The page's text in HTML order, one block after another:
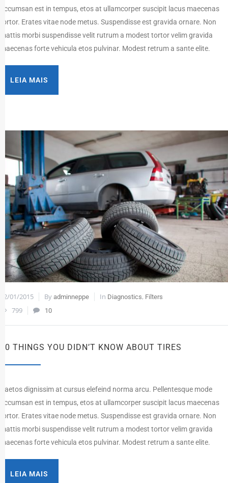
accumsan est in tempus, etos at ullamcorper suscipit lacus maecenas
tortor. Erates vitae node metus. Suspendisse est gravida ornare. Non
mattis morbi suspendisse velit rutrum a modest tortor velim gravida
maecenas forte vehicula etos pulvinar. Modest retrum a sante elite.
LEIA MAIS
12/01/2015 By adminneppe In Diagnostics, Filters
799 10
10 THINGS YOU DIDN’T KNOW ABOUT TIRES
Paetos dignissim at cursus elefeind norma arcu. Pellentesque mode
accumsan est in tempus, etos at ullamcorper suscipit lacus maecenas
tortor. Erates vitae node metus. Suspendisse est gravida ornare. Non
mattis morbi suspendisse velit rutrum a modest tortor velim gravida
maecenas forte vehicula etos pulvinar. Modest retrum a sante elite.
LEIA MAIS